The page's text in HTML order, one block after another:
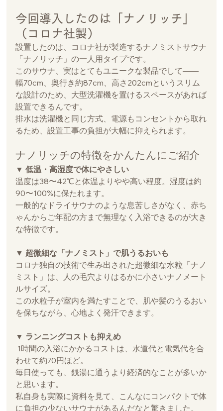
今回導入したのは「ナノリッチ」
（コロナ社製）
設置したのは、コロナ社が製造するナノミストサウナ
「ナノリッチ」の一人用タイプです。
このサウナ、実はとてもユニークな製品でして——
幅70cm、奥行き約87cm、高さ202cmというスリム
な設計のため、大型洗濯機を置けるスペースがあれば
設置できるんです。
排水は洗濯機と同じ方式、電源もコンセントから取れ
るため、設置工事の負担が大幅に抑えられます。
ナノリッチの特徴をかんたんにご紹介
▼ 低温・高湿度で体にやさしい
温度は38〜42℃と体温よりやや高い程度。湿度は約
90〜100%に保たれます。
一般的なドライサウナのような息苦しさがなく、赤ち
ゃんからご年配の方まで無理なく入浴できるのが大き
な特徴です。
▼ 超微細な「ナノミスト」で肌うるおいも
コロナ独自の技術で生み出された超微細な水粒「ナノ
ミスト」は、人の毛穴よりはるかに小さいナノメート
ルサイズ。
この水粒子が室内を満たすことで、肌や髪のうるおい
を保ちながら、心地よく発汗できます。
▼ ランニングコストも抑えめ
わせて約70円ほど。
毎日使っても、銭湯に通うより経済的なことが多いか
と思います。
私自身も実際に資料を見て、こんなにコンパクトで体
に負担の少ないサウナがあるんだなと驚きました。